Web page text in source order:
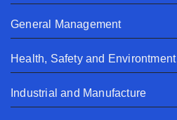
General Management
Health, Safety and Environtment
Industrial and Manufacture